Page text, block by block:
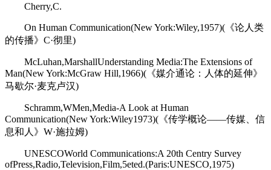
Cherry,C.
On Human Communication(New York:Wiley,1957)(《论人类
的传播》C·彻里)
McLuhan,MarshallUnderstanding Media:The Extensions of
Man(New York:McGraw Hill,1966)(《媒介通论：人体的延伸》
马歇尔·麦克卢汉)
Schramm,WMen,Media-A Look at Human
Communication(New York:Wiley1973)(《传学概论――传媒、信
息和人》W·施拉姆)
UNESCOWorld Communications:A 20th Centry Survey
ofPress,Radio,Television,Film,5eted.(Paris:UNESCO,1975)